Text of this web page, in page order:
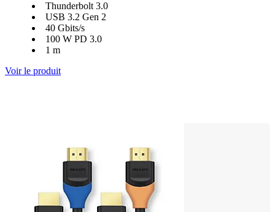
Thunderbolt 3.0
USB 3.2 Gen 2
40 Gbits/s
100 W PD 3.0
1 m
Voir le produit